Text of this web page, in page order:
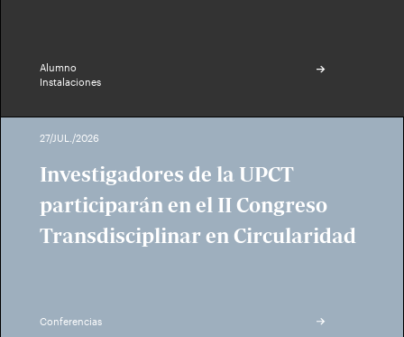
Alumno
Instalaciones
27/JUL./2026
Investigadores de la UPCT
participarán en el II Congreso
Transdisciplinar en Circularidad
Conferencias